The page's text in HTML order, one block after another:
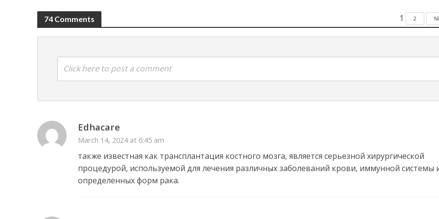
74 Comments 1 2
Click here to post a comment
Edhacare
March 14, 2024 at 6:45 am
также известная как трансплантация костного мозга, является серьезной хирургической
процедурой, используемой для лечения различных заболеваний крови, иммунной системы
определенных форм рака.